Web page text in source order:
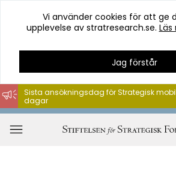
Hoppa
till
innehåll
Vi använder cookies för att ge
upplevelse av stratresearch.se.
Jag förstår
Sista ansökningsdag för Strategisk
dagar